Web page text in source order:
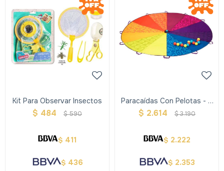
Kit Para Observar Insectos
$ 484 $ 590
$ 411
$ 436
Paracaídas Con Pelotas - B
Toys
$ 2.614 $3.190
$ 2.222
$ 2.353